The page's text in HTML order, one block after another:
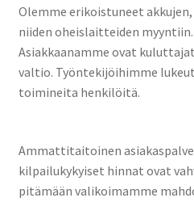
Olemme erikoistuneet
niiden oheislaitteiden myyntiin.
Asiakkaanamme ovat
valtio. Työntekijöihimme
toimineita henkilöitä.
Ammattitaitoinen
kilpailukykyiset hinnat ovat
pitämään valikoimamme